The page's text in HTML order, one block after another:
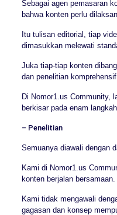
Sebagai agen pemasaran
bahwa konten perlu
Itu tulisan editorial, tiap
dimasukkan melewati
Juka tiap-tiap konten
dan penelitian
Di Nomor1.us Community,
berkisar pada enam
– Penelitian
Semuanya diawali dengan
Kami di Nomor1.us
konten berjalan bersamaan.
Kami tidak mengawali
gagasan dan konsep